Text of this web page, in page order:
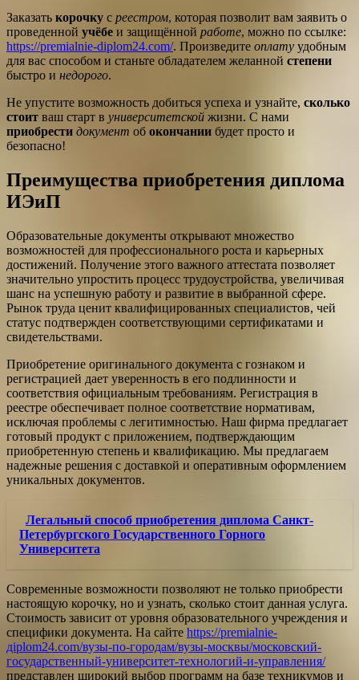
Заказать корочку с реестром, которая позволит вам заявить о
проведенной учёбе и защищённой работе, можно по ссылке:
https://premialnie-diplom24.com/. Произведите оплату удобным
для вас способом и станьте обладателем желанной степени
быстро и недорого.
Не упустите возможность добиться успеха и узнайте, сколько
стоит ваш старт в университетской жизни. С нами
приобрести документ об окончании будет просто и
безопасно!
Преимущества приобретения диплома
ИЭиП
Образовательные документы открывают множество
возможностей для профессионального роста и карьерных
достижений. Получение этого важного аттестата позволяет
значительно упростить процесс трудоустройства, увеличивая
шанс на успешную работу и развитие в выбранной сфере.
Рынок труда ценит квалифицированных специалистов, чей
статус подтвержден соответствующими сертификатами и
свидетельствами.
Приобретение оригинального документа с гознаком и
регистрацией дает уверенность в его подлинности и
соответствия официальным требованиям. Регистрация в
реестре обеспечивает полное соответствие нормативам,
исключая проблемы с легитимностью. Наш фирма предлагает
готовый продукт с приложением, подтверждающим
приобретенную степень и квалификацию. Мы предлагаем
надежные решения с доставкой и оперативным оформлением
уникальных документов.
Легальный способ приобретения диплома Санкт-
Петербургского Государственного Горного
Университета
Современные возможности позволяют не только приобрести
настоящую корочку, но и узнать, сколько стоит данная услуга.
Стоимость зависит от уровня образовательного учреждения и
специфики документа. На сайте https://premialnie-
дiplom24.com/вузы-по-городам/вузы-москвы/московский-
государственный-университет-технологий-и-управления/
представлен широкий выбор программ на базе техникумов и